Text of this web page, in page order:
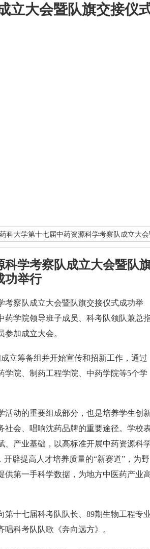
大会暨队旗交接仪
科大学第十七届中药资源科学考察队成立大
学考察队成立大会暨队
功举行
察队成立大会暨队旗交接仪式成功举
学院领导班子成员、科考队领队兼总
加成立大会。
筹备组并开始宣传和招新工作，通过
院、制药工程学院、中药学院等5个学
动的重要组成部分，也是培养学生创
会、唱响沈药品牌的重要途径。学校
、产业基础，以高标准开展中药资源科
辟提高人才培养质量的“新赛道”，为野
第一手科学数据，为地方中医药产业
十七届科考队队长、89期生物工程专
科考队队歌《奔向远方》。